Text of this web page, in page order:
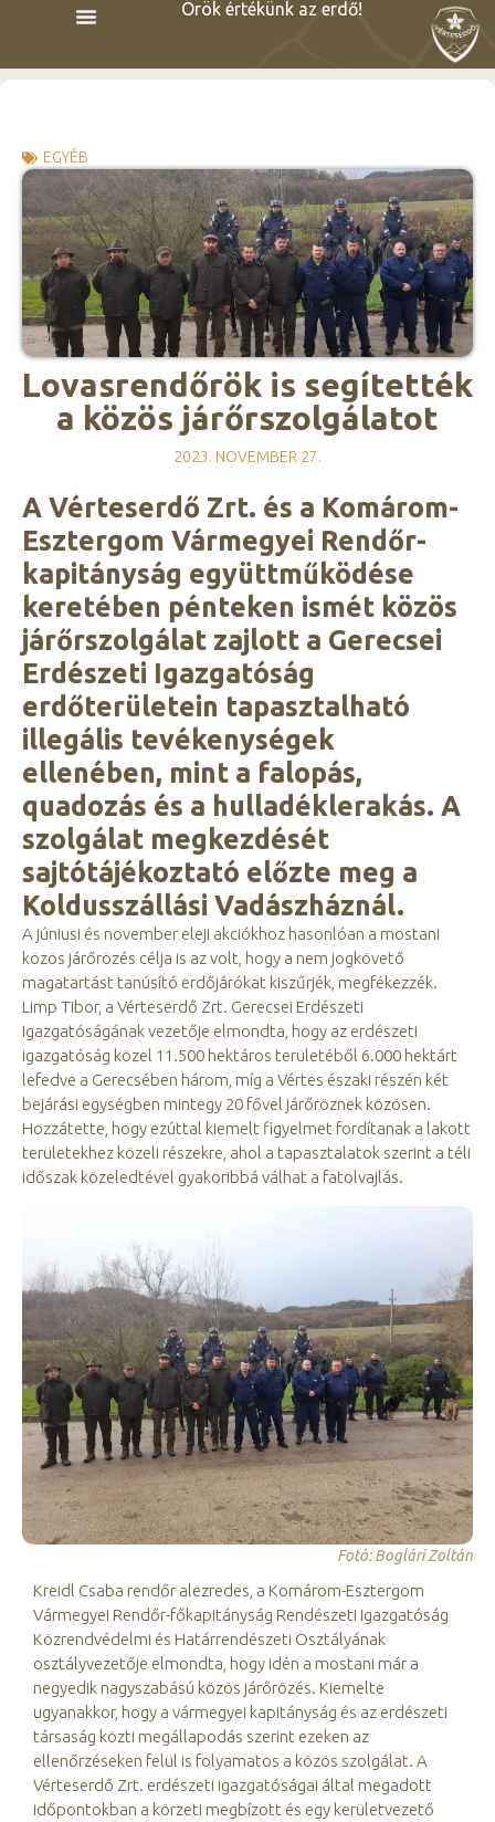
Örök értékünk az erdő!
EGYÉB
Lovasrendőrök is segítették
a közös járőrszolgálatot
2023. NOVEMBER 27.
A Vérteserdő Zrt. és a Komárom-
Esztergom Vármegyei Rendőr-
kapitányság együttműködése
keretében pénteken ismét közös
járőrszolgálat zajlott a Gerecsei
Erdészeti Igazgatóság
erdőterületein tapasztalható
illegális tevékenységek
ellenében, mint a falopás,
quadozás és a hulladéklerakás. A
szolgálat megkezdését
sajtótájékoztató előzte meg a
Koldusszállási Vadászháznál.
A júniusi és november eleji akciókhoz hasonlóan a mostani
közös járőrözés célja is az volt, hogy a nem jogkövető
magatartást tanúsító erdőjárókat kiszűrjék, megfékezzék.
Limp Tibor, a Vérteserdő Zrt. Gerecsei Erdészeti
Igazgatóságának vezetője elmondta, hogy az erdészeti
igazgatóság közel 11.500 hektáros területéből 6.000 hektárt
lefedve a Gerecsében három, míg a Vértes északi részén két
bejárási egységben mintegy 20 fővel járőröznek közösen.
Hozzátette, hogy ezúttal kiemelt figyelmet fordítanak a lakott
területekhez közeli részekre, ahol a tapasztalatok szerint a téli
időszak közeledtével gyakoribbá válhat a fatolvajlás.
Fotó: Boglári Zoltán
Kreidl Csaba rendőr alezredes, a Komárom-Esztergom
Vármegyei Rendőr-főkapitányság Rendészeti Igazgatóság
Közrendvédelmi és Határrendészeti Osztályának
osztályvezetője elmondta, hogy idén a mostani már a
negyedik nagyszabású közös járőrözés. Kiemelte
ugyanakkor, hogy a vármegyei kapitányság és az erdészeti
társaság közti megállapodás szerint ezeken az
ellenőrzéseken felül is folyamatos a közös szolgálat. A
Vérteserdő Zrt. erdészeti igazgatóságai által megadott
időpontokban a körzeti megbízott és egy kerületvezető